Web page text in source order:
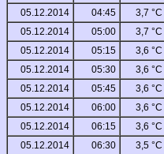
05.12.2014
04:45 3,7 °C
05.12.2014
05:00 3,7 °C
05.12.2014
05:15 3,6 °C
05.12.2014
05:30 3,6 °C
05.12.2014
05:45 3,6 °C
05.12.2014
06:00 3,6 °C
05.12.2014
06:15 3,6 °C
05.12.2014
06:30 3,5 °C